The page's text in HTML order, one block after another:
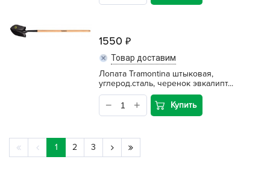
1550
Товар доставим
Лопата Tramontina штыковая,
углерод.сталь, черенок эвкалипт...
Купить
1 2 3